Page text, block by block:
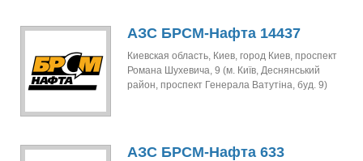
АЗС БРСМ-Нафта 14437
Киевская область, Киев, город Киев, проспект
Романа Шухевича, 9 (м. Київ, Деснянський
район, проспект Генерала Ватутіна, буд. 9)
АЗС БРСМ-Нафта 633